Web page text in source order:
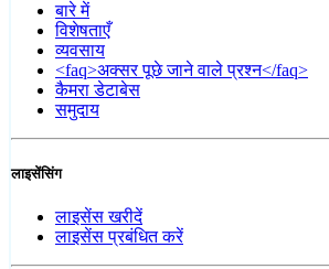
बारे में
विशेषताएँ
व्यवसाय
<faq>अक्सर पूछे जाने वाले प्रश्न</faq>
कैमरा डेटाबेस
समुदाय
लाइसेंसिंग
लाइसेंस खरीदें
लाइसेंस प्रबंधित करें